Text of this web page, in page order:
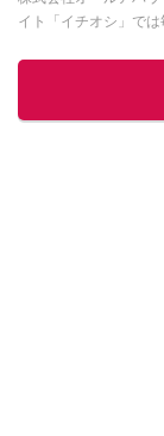
イト「イチオシ」では